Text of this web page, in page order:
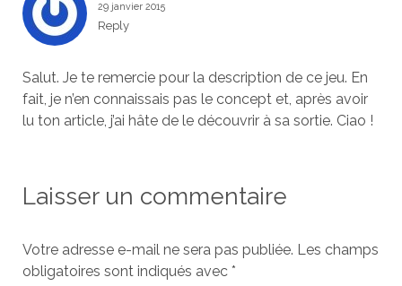
29 janvier 2015
Reply
Salut. Je te remercie pour la description de ce jeu. En
fait, je n’en connaissais pas le concept et, après avoir
lu ton article, j’ai hâte de le découvrir à sa sortie. Ciao !
Laisser un commentaire
Votre adresse e-mail ne sera pas publiée. Les champs
obligatoires sont indiqués avec *